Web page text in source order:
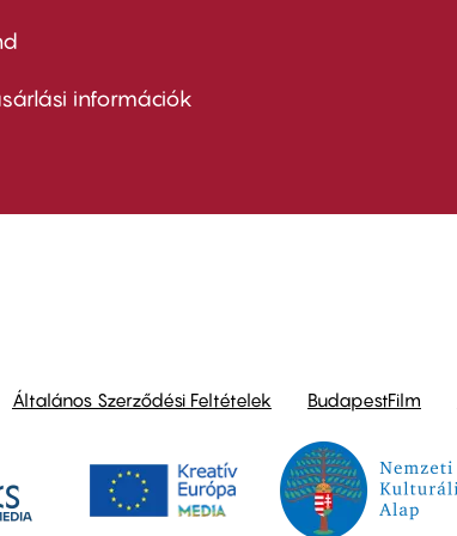
információk
Általános Szerződési Feltételek BudapestFilm